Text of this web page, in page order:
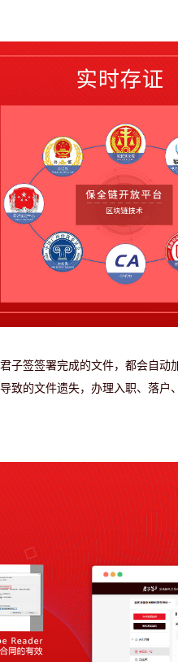
子签签署完成的文件，都会自动
致的文件遗失，办理入职、落